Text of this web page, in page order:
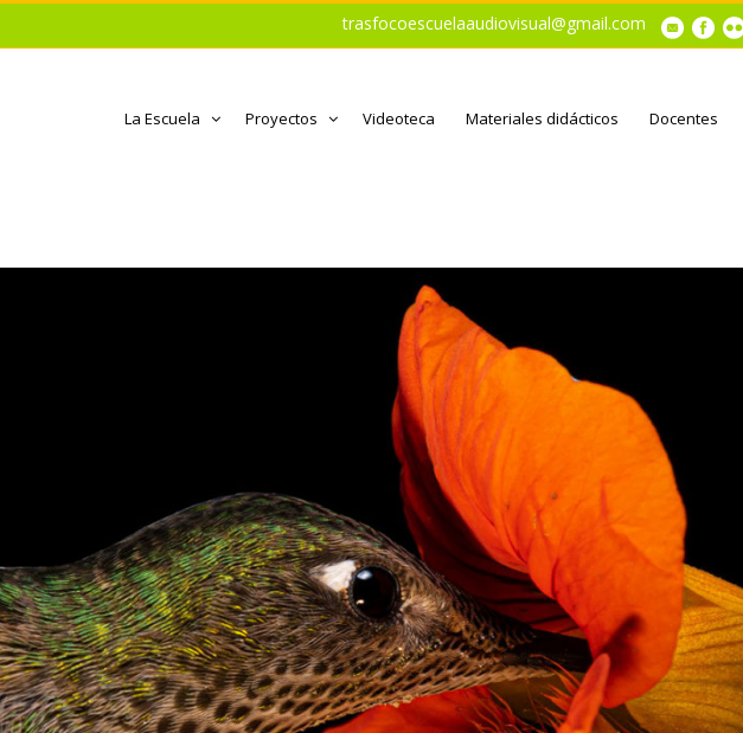
trasfocoescuelaaudiovisual@gmail.com
La Escuela Proyectos Videoteca Materiales didácticos Docentes